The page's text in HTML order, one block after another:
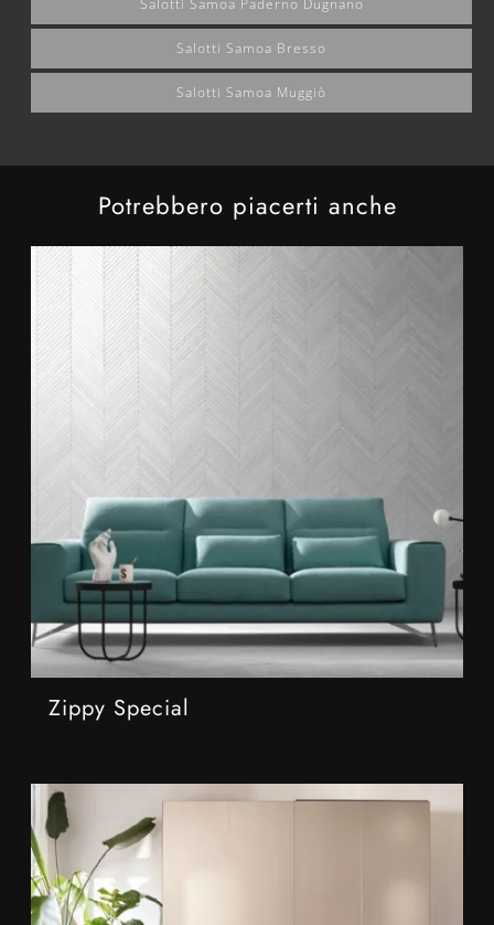
Salotti Samoa Paderno Dugnano
Salotti Samoa Bresso
Salotti Samoa Muggiò
Potrebbero piacerti anche
Zippy Special